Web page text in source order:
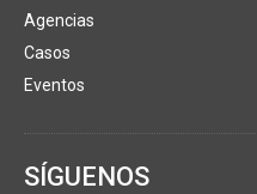
Agencias
Casos
Eventos
SÍGUENOS